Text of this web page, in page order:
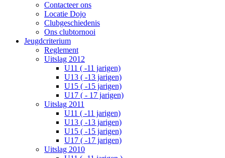
Contacteer ons
Locatie Dojo
Clubgeschiedenis
Ons clubtornooi
Jeugdcriterium
Reglement
Uitslag 2012
U11 ( -11 jarigen)
U13 ( -13 jarigen)
U15 ( -15 jarigen)
U17 ( - 17 jarigen)
Uitslag 2011
U11 ( -11 jarigen)
U13 ( -13 jarigen)
U15 ( -15 jarigen)
U17 ( -17 jarigen)
Uitslag 2010